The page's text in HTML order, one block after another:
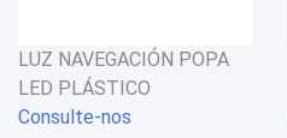
LUZ NAVEGACIÓN POPA
LED PLÁSTICO
CROMADO- 12/24V - 2.2W
Consulte-nos